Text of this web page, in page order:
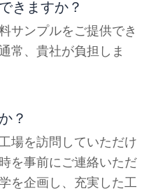
きますか？
サンプルをご提供でき
常、貴社が負担しま
？
場を訪問していただけ
を事前にご連絡いただ
を企画し、充実した工